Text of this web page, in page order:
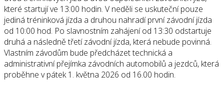
které startují ve 13:00 hodin. V neděli se uskuteční pouze
jediná tréninková jízda a druhou nahradí první závodní jízda
od 10:00 hod. Po slavnostním zahájení od 13:30 odstartuje
druhá a následně třetí závodní jízda, která nebude povinná.
Vlastním závodům bude předcházet technická a
administrativní přejímka závodních automobilů a jezdců, která
proběhne v pátek 1. května 2026 od 16.00 hodin.